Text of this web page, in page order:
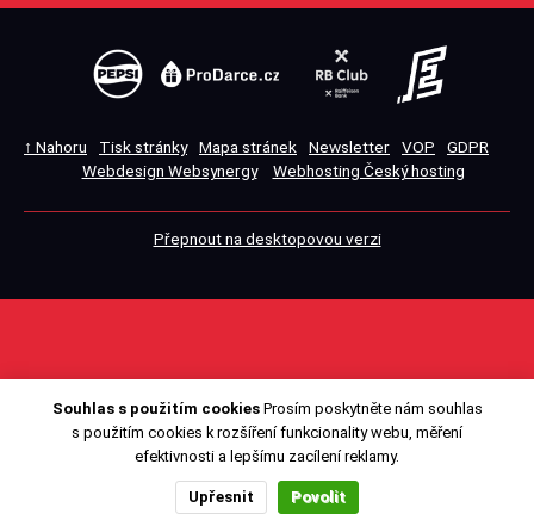
↑ Nahoru Tisk stránky Mapa stránek Newsletter VOP
GDPR
Webdesign Websynergy
Webhosting Český hosting
Přepnout na desktopovou verzi
Souhlas s použitím cookiesProsím poskytněte nám souhlas
s použitím cookies k rozšíření funkcionality webu, měření
efektivnosti a lepšímu zacílení reklamy.
Upřesnit Povolit